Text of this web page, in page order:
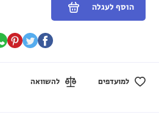
הוסף לעגלה
למועדפים להשוואה